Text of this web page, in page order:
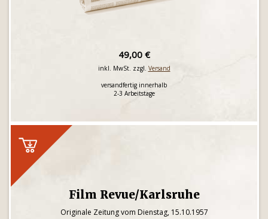
49,00 €
inkl. MwSt. zzgl. Versand
versandfertig innerhalb
2-3 Arbeitstage
Film Revue/Karlsruhe
Originale Zeitung vom Dienstag, 15.10.1957